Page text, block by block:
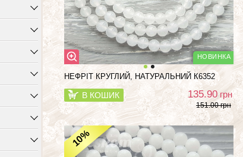
НЕФРІТ КРУГЛИЙ, НАТУРАЛЬНИЙ К6352
В КОШИК 135.90 грн
151.00 грн
10%